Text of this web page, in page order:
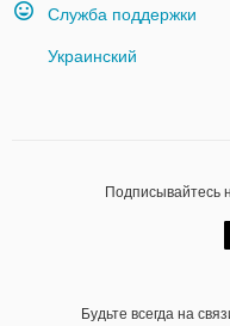
Служба поддержки
Украинский
Подписывайтесь
Будьте всегда на